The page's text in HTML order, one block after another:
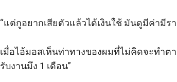
“แต่กูอยากเสียตัวแล้วได้เงินใช้ มันดูมีค่ามีรา
เมื่อไอ้มอสเห็นท่าทางของผมที่ไม่คิดจะทำ
รับงานมึง 1 เดือน”